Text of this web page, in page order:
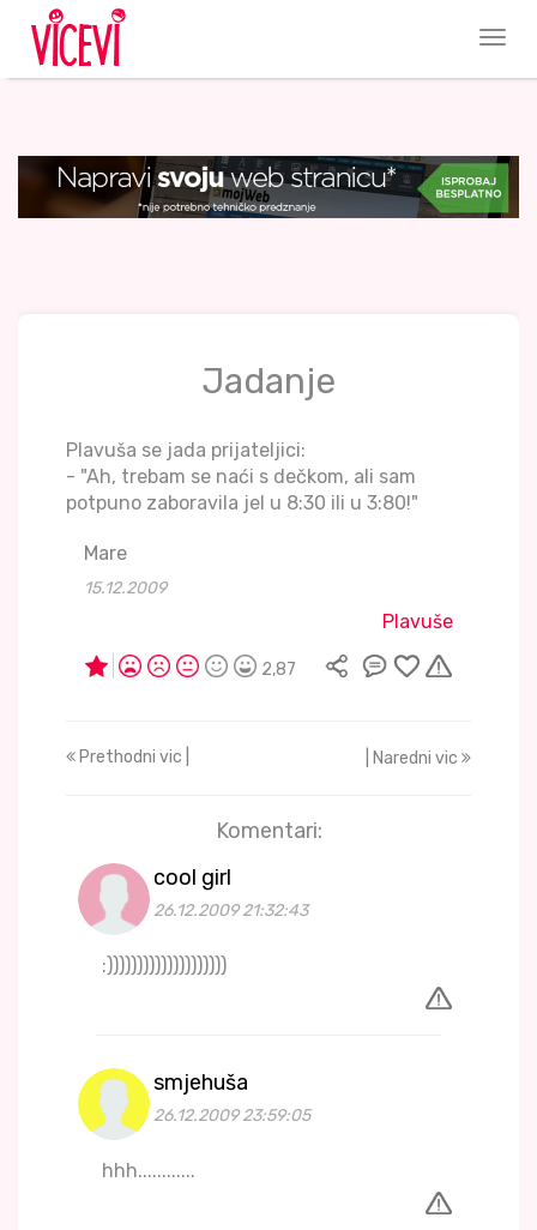
Jadanje
Plavuša se jada prijateljici:
- "Ah, trebam se naći s dečkom, ali sam
potpuno zaboravila jel u 8:30 ili u 3:80!"
Mare
15.12.2009
Plavuše
2,87
Prethodni vic | | Naredni vic
Komentari:
cool girl
26.12.2009 21:32:43
:))))))))))))))))))))
smjehuša
26.12.2009 23:59:05
hhh............